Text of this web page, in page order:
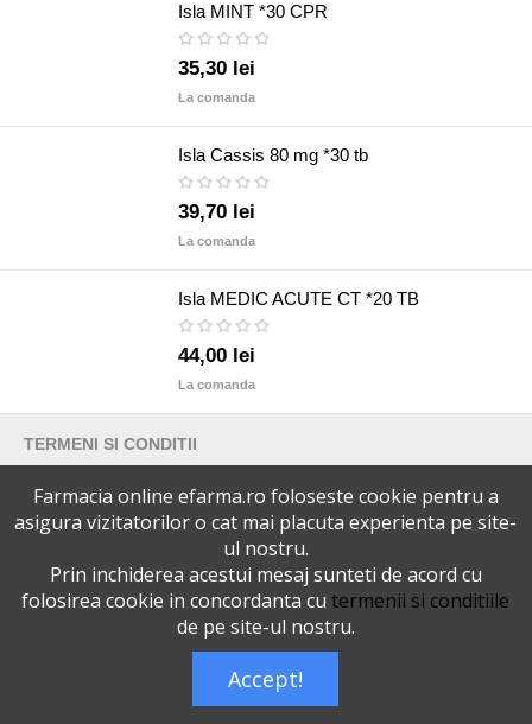
Isla MINT *30 CPR
35,30 lei
La comanda
Isla Cassis 80 mg *30 tb
39,70 lei
La comanda
Isla MEDIC ACUTE CT *20 TB
44,00 lei
La comanda
TERMENI SI CONDITII
POLITICA DE CONFIDENTIALITATE
0727515368
Dreptul de autor © efarma.ro - Toate Drepturile Rezervate.
Farmacia online efarma.ro foloseste cookie pentru a
asigura vizitatorilor o cat mai placuta experienta pe site-
ul nostru.
Prin inchiderea acestui mesaj sunteti de acord cu
folosirea cookie in concordanta cu termenii si conditiile
de pe site-ul nostru.
Accept!